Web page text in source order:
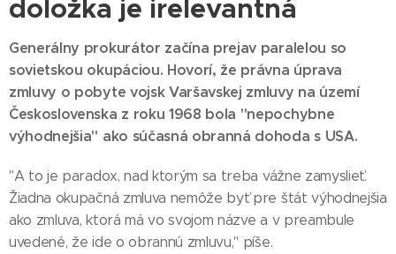
doložka je irelevantná
Generálny prokurátor začína prejav paralelou so
sovietskou okupáciou. Hovorí, že právna úprava
zmluvy o pobyte vojsk Varšavskej zmluvy na území
Československa z roku 1968 bola "nepochybne
výhodnejšia" ako súčasná obranná dohoda s USA.
"A to je paradox, nad ktorým sa treba vážne zamyslieť.
Žiadna okupačná zmluva nemôže byť pre štát výhodnejšia
ako zmluva, ktorá má vo svojom názve a v preambule
uvedené, že ide o obrannú zmluvu," píše.